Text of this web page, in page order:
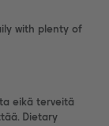
with plenty of
eikä terveitä
Dietary